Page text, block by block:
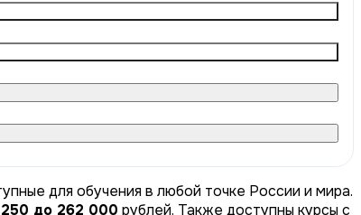
для обучения в любой точке России и мира.
до 262 000 рублей. Также доступны курсы с